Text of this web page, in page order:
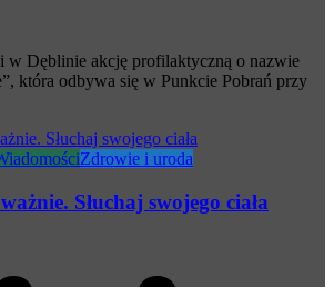
w Dęblinie akcję profilaktyczną o nazwie
która odbywa się w Punkcie Pobrań przy
Zdrowie i uroda
Słuchaj swojego ciała